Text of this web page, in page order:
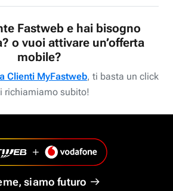
Fastweb e hai bisogno
o vuoi attivare un’offerta
mobile?
Clienti MyFastweb, ti basta un click
richiamiamo subito!
siamo futuro